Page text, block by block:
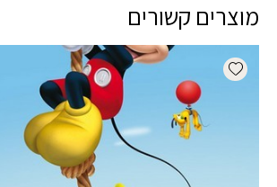
מוצרים קשורים
Add wishlist